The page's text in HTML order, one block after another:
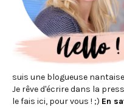
suis une blogueuse
Je rêve d'écrire dans la
le fais ici, pour vous ! ;) En